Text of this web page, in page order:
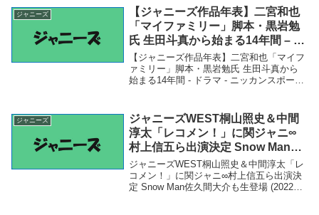
ジャニーズ
【ジャニーズ作品年表】二宮和也
「マイファミリー」脚本・黒岩勉
氏 生田斗真から始まる14年間 – ド
ラマ – ニッカンスポーツ
【ジャニーズ作品年表】二宮和也「マイフ
ァミリー」脚本・黒岩勉氏 生田斗真から
始まる14年間 - ドラマ - ニッカンスポーツ
黒岩勉氏 生田斗真から始まる14年間 -...
ジャニーズ
ジャニーズWEST桐山照史＆中間
淳太「レコメン！」に関ジャニ∞
村上信五ら出演決定 Snow Man佐
久間大介も生登場 (2022年3月24
日) – Excite Bit コネタ
ジャニーズWEST桐山照史＆中間淳太「レ
コメン！」に関ジャニ∞村上信五ら出演決
定 Snow Man佐久間大介も生登場 (2022年